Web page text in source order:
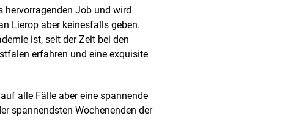
hervorragenden Job und wird
Lierop aber keinesfalls geben.
ist, seit der Zeit bei den
erfahren und eine exquisite
alle Fälle aber eine spannende
spannendsten Wochenenden der